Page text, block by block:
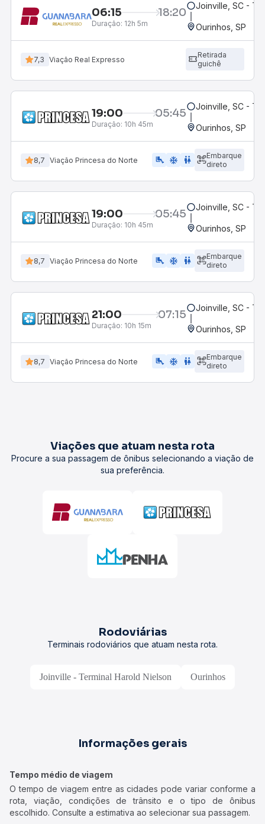
06:15 18:20
Duração: 12h 5m
Joinville, SC -
Ourinhos, SP
7,3 Viação Real Expresso
Retirada
guichê
19:00 05:45
Duração: 10h 45m
Joinville, SC -
Ourinhos, SP
8,7 Viação Princesa do Norte airline_seat_legroom_extra ac_unit WC
Embarque
direto
19:00 05:45
Duração: 10h 45m
Joinville, SC -
Ourinhos, SP
8,7 Viação Princesa do Norte airline_seat_legroom_extra ac_unit wc
Embarque
direto
21:00 07:15
Duração: 10h 15m
Joinville, SC -
Ourinhos, SP
8,7 Viação Princesa do Norte airline_seat_legroom_extra ac_unit WC
Embarque
direto
Viações que atuam nesta rota
Procure a sua passagem de ônibus selecionando a viação de
sua preferência.
Rodoviárias
Terminais rodoviários que atuam nesta rota.
Joinville - Terminal Harold Nielson Ourinhos
Informações gerais
Tempo médio de viagem
O tempo de viagem entre as cidades pode variar conforme a
rota, viação, condições de trânsito e o tipo de ônibus
escolhido. Consulte a estimativa ao selecionar sua passagem.